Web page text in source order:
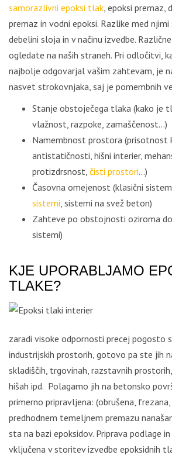
samorazlivni epoksi tlak, epoksi premaz,
premaz in vodni epoksi. Razlike med
debelini sloja in v načinu izvedbe.
ogledate na naših straneh. Pri odločitvi,
najbolje odgovarjal vašim zahtevam, je
nasvet strokovnjaka, saj je pomembnih
Stanje obstoječega tlaka (kako je
vlažnost, razpoke, zamaščenost…)
Namembnost prostora (prisotnost
antistatičnosti, hišni interier,
protizdrsnost, čisti prostori…)
Časovna omejenost (klasični
sistemi, sistemi na svež beton)
Zahteve po obstojnosti oziroma
sistemi)
KJE UPORABLJAMO
TLAKE?
zaradi visoke odpornosti precej pogosto
industrijskih prostorih, gotovo pa ste jih
skladiščih, trgovinah, razstavnih
hišah ipd. Polagamo jih na betonsko
primerno pripravljena: (obrušena, frezana,
predhodnem temeljnem premazu
sta na bazi epoksidov. Priprava podlage
vključena v storitev izvedbe epoksidnih